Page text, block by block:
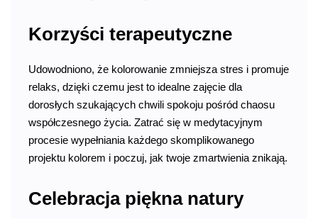
Korzyści terapeutyczne
Udowodniono, że kolorowanie zmniejsza stres i promuje
relaks, dzięki czemu jest to idealne zajęcie dla
dorosłych szukających chwili spokoju pośród chaosu
współczesnego życia. Zatrać się w medytacyjnym
procesie wypełniania każdego skomplikowanego
projektu kolorem i poczuj, jak twoje zmartwienia znikają.
Celebracja piękna natury